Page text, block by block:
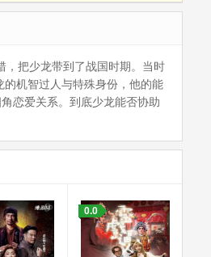
，把少龙带到了战国时期。当时
机智过人与特殊身份，他的能
恋爱关系。到底少龙能否协助
0.0